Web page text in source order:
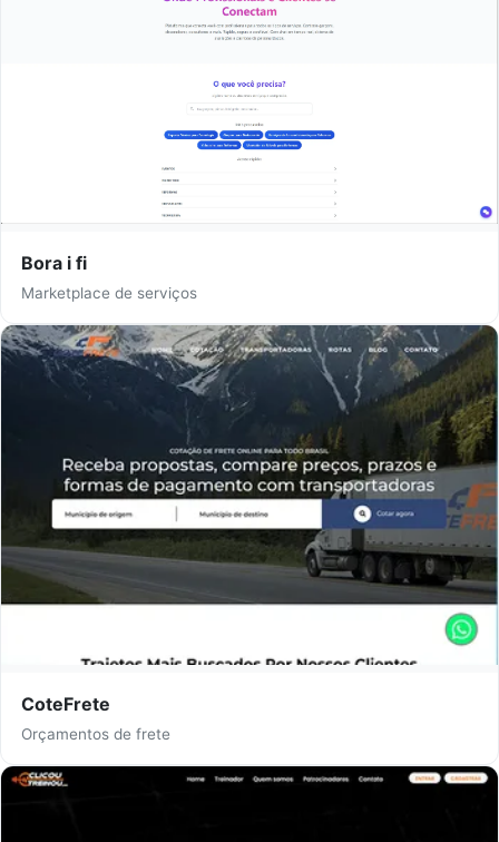
Bora i fi
Marketplace de serviços
CoteFrete
Orçamentos de frete